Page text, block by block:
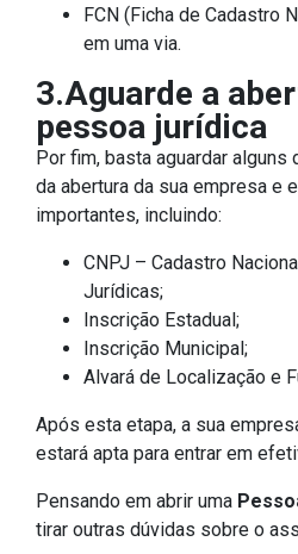
FCN (Ficha de Cadastro
em uma via.
3.Aguarde a
pessoa jurídica
Por fim, basta aguardar alguns
da abertura da sua empresa e
importantes, incluindo:
CNPJ – Cadastro
Jurídicas;
Inscrição Estadual;
Inscrição Municipal;
Alvará de Localização e
Após esta etapa, a sua
estará apta para entrar em
Pensando em abrir uma
tirar outras dúvidas sobre o